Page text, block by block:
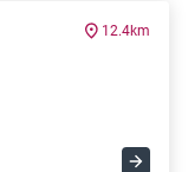
12.4km